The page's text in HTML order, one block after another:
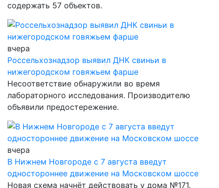
содержать 57 объектов.
вчера
Россельхознадзор выявил ДНК свиньи в
нижегородском говяжьем фарше
Несоответствие обнаружили во время
лабораторного исследования. Производителю
объявили предостережение.
вчера
В Нижнем Новгороде с 7 августа введут
одностороннее движение на Московском шоссе
Новая схема начнёт действовать у дома №171.